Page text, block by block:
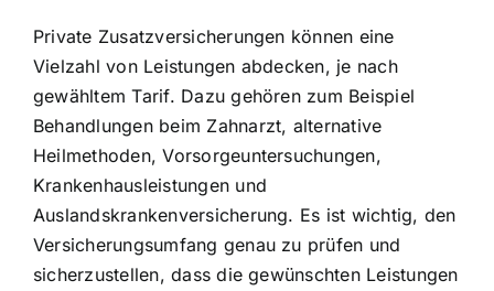
Private Zusatzversicherungen können eine
Vielzahl von Leistungen abdecken, je nach
gewähltem Tarif. Dazu gehören zum Beispiel
Behandlungen beim Zahnarzt, alternative
Heilmethoden, Vorsorgeuntersuchungen,
Krankenhausleistungen und
Auslandskrankenversicherung. Es ist wichtig, den
Versicherungsumfang genau zu prüfen und
sicherzustellen, dass die gewünschten Leistungen